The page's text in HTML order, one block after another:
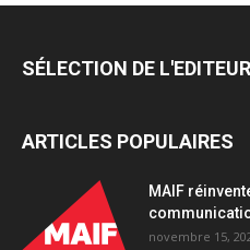
SÉLECTION DE L'EDITEUR
ARTICLES POPULAIRES
MAIF
novembre 15,